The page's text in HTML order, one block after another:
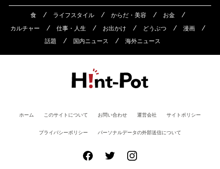
食 ライフスタイル からだ・美容
お金
カルチャー
仕事・人生 お出かけ どうぶつ
漫画
話題
国内ニュース 海外ニュース
ホーム このサイトについて お問い合わせ 運営会社 サイトポリシー
プライバシーポリシー パーソナルデータの外部送信について